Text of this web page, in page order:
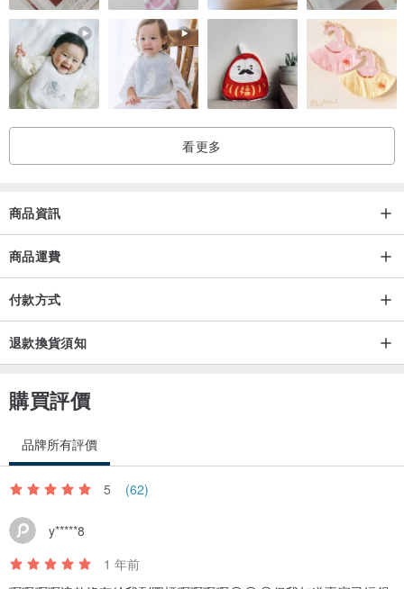
看更多
商品資訊
商品運費
付款方式
退款換貨須知
購買評價
品牌所有評價
5 (62)
y*****8
1 年前